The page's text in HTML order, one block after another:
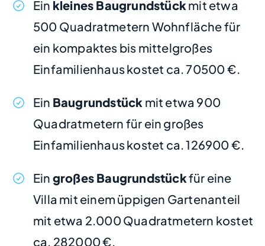
Ein kleines Baugrundstückmit etwa
500 Quadratmetern Wohnfläche für
ein kompaktes bis mittelgroßes
Einfamilienhaus kostet ca. 70500 €.
Ein Baugrundstück mit etwa 900
Quadratmetern für ein großes
Einfamilienhaus kostet ca. 126900 €.
Ein großes Baugrundstückfür eine
Villa mit einem üppigen Gartenanteil
mit etwa 2.000 Quadratmetern kostet
ca. 282000 €.